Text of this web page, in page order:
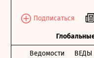
Подписаться
Ведомости ВЕДЫ